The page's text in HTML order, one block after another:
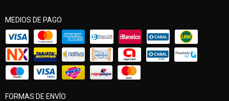
MEDIOS DE PAGO
FORMAS DE ENVÍO